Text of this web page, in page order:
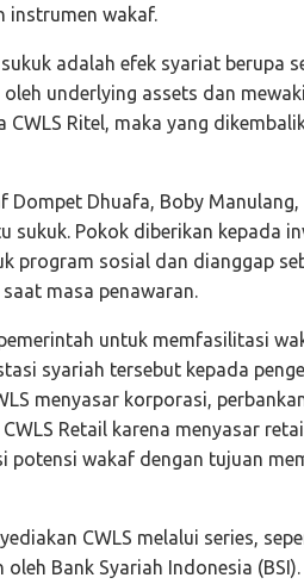
instrumen wakaf.
adalah efek syariat berupa
underlying assets dan
CWLS Ritel, maka yang
Dompet Dhuafa, Boby
sukuk. Pokok diberikan kepada
program sosial dan dianggap
masa penawaran.
untuk memfasilitasi
syariah tersebut kepada
menyasar korporasi,
Retail karena menyasar
potensi wakaf dengan tujuan
CWLS melalui series,
Bank Syariah Indonesia